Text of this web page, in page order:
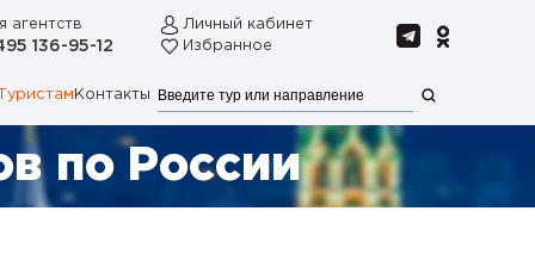
агентств
136-95-12
Личный кабинет
Избранное
Туристам Контакты
по России